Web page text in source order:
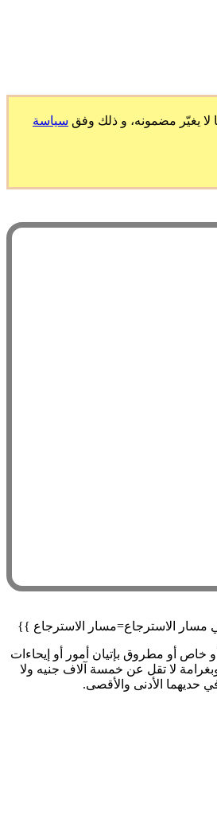
يغيّر مضمونه، و ذلك وفق سياسة
خاص أو مطروق بإتيان أمور أو إيحاءات
لا تقل عن خمسة آلاف جنيه ولا
حديهما الأدنى والأقصى.